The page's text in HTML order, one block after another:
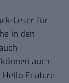
Leser für
in den
auch
Feature